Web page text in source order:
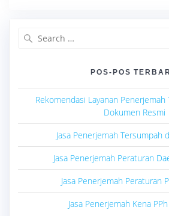
POS-POS
Rekomendasi Layanan
Dokumen Resmi
Jasa Penerjemah Tersumpah
Jasa Penerjemah Peraturan
Jasa Penerjemah Peraturan
Jasa Penerjemah Kena